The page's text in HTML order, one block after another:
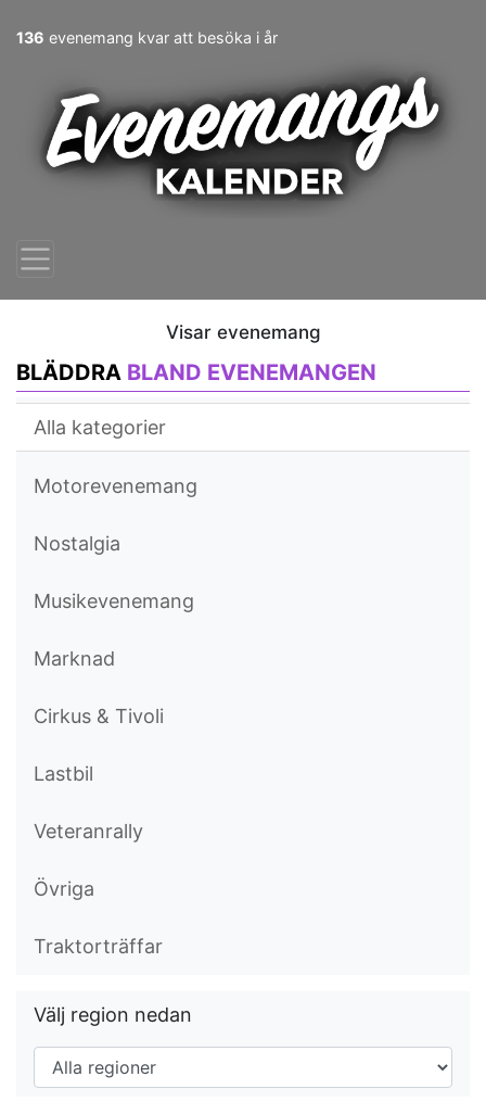
136 evenemang kvar att besöka i år
Visar evenemang
BLÄDDRA BLAND EVENEMANGEN
Alla kategorier
Motorevenemang
Nostalgia
Musikevenemang
Marknad
Cirkus & Tivoli
Lastbil
Veteranrally
Övriga
Traktorträffar
Välj region nedan